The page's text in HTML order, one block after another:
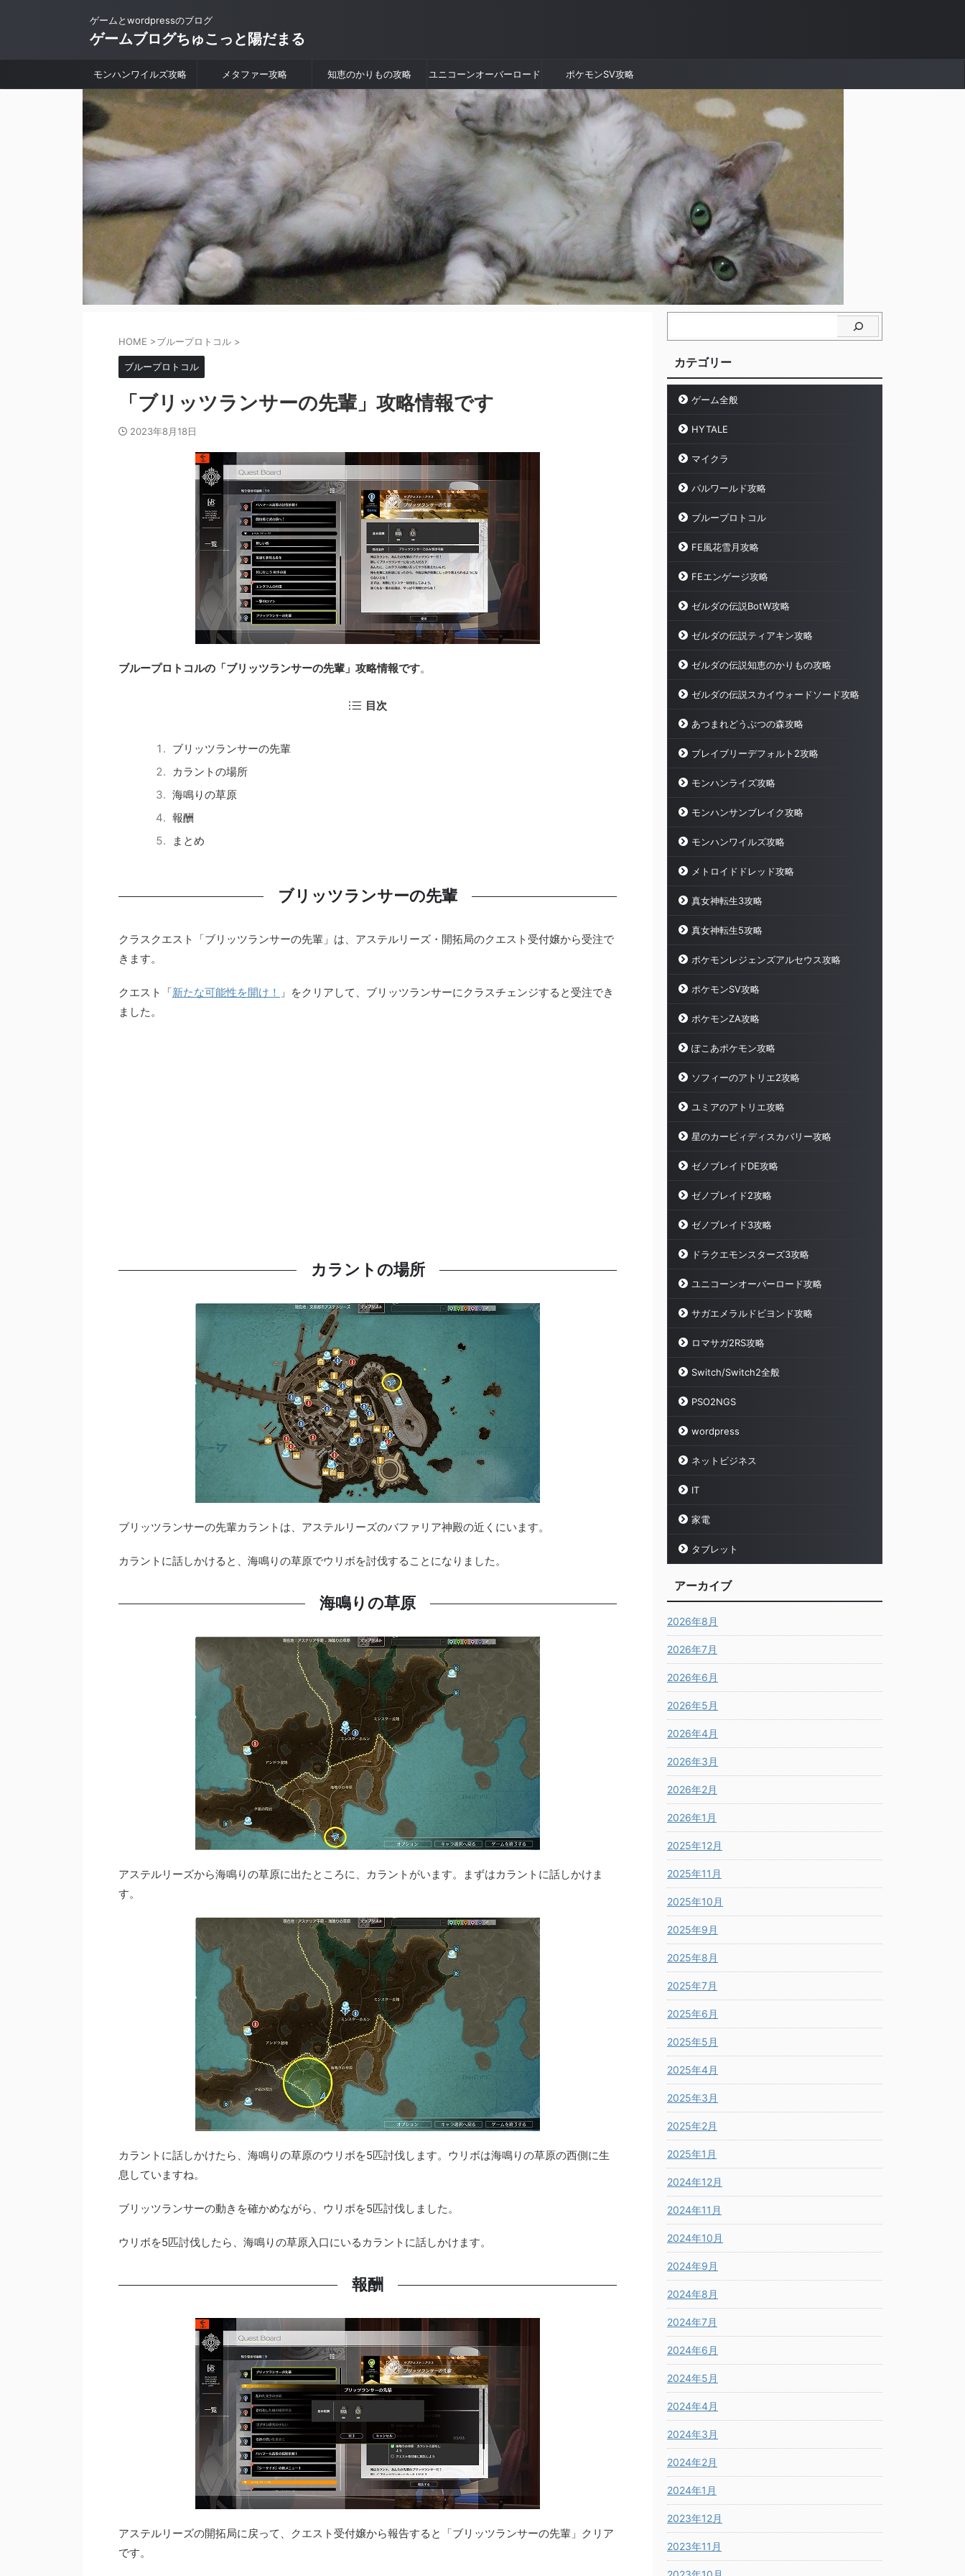
ゲームとwordpressのブログ
ゲームブログちゅこっと陽だまる
モンハンワイルズ攻略 メタファー攻略 知恵のかりもの攻略 ユニコーンオーバーロード ポケモンSV攻略
HOME >ブループロトコル >
ブループロトコル
「ブリッツランサーの先輩」攻略情報です
2023年8月18日
ブループロトコルの「ブリッツランサーの先輩」攻略情報です。
目次
ブリッツランサーの先輩
カラントの場所
海鳴りの草原
報酬
まとめ
ブリッツランサーの先輩
クラスクエスト「ブリッツランサーの先輩」は、アステルリーズ・開拓局のクエスト受付嬢から受注で
きます。
クエスト「新たな可能性を開け！ 」をクリアして、ブリッツランサーにクラスチェンジすると受注でき
ました。
カラントの場所
ブリッツランサーの先輩カラントは、アステルリーズのバファリア神殿の近くにいます。
カラントに話しかけると、海鳴りの草原でウリボを討伐することになりました。
海鳴りの草原
アステルリーズから海鳴りの草原に出たところに、カラントがいます。まずはカラントに話しかけま
す。
カラントに話しかけたら、海鳴りの草原のウリボを5匹討伐します。ウリボは海鳴りの草原の西側に生
息していますね。
ブリッツランサーの動きを確かめながら、ウリボを5匹討伐しました。
ウリボを5匹討伐したら、海鳴りの草原入口にいるカラントに話しかけます。
報酬
アステルリーズの開拓局に戻って、クエスト受付嬢から報告すると「ブリッツランサーの先輩」クリア
です。
カテゴリー
ゲーム全般
HYTALE
マイクラ
パルワールド攻略
ブループロトコル
FE風花雪月攻略
FEエンゲージ攻略
ゼルダの伝説BotW攻略
ゼルダの伝説ティアキン攻略
ゼルダの伝説知恵のかりもの攻略
ゼルダの伝説スカイウォードソード攻略
あつまれどうぶつの森攻略
ブレイブリーデフォルト2攻略
モンハンライズ攻略
モンハンサンブレイク攻略
モンハンワイルズ攻略
メトロイドドレッド攻略
真女神転生3攻略
真女神転生5攻略
ポケモンレジェンズアルセウス攻略
ポケモンSV攻略
ポケモンZA攻略
ぽこあポケモン攻略
ソフィーのアトリエ2攻略
ユミアのアトリエ攻略
星のカービィディスカバリー攻略
ゼノブレイドDE攻略
ゼノブレイド2攻略
ゼノブレイド3攻略
ドラクエモンスターズ3攻略
ユニコーンオーバーロード攻略
サガエメラルドビヨンド攻略
ロマサガ2RS攻略
Switch/Switch2全般
PSO2NGS
wordpress
ネットビジネス
IT
家電
タブレット
アーカイブ
2026年8月
2026年7月
2026年6月
2026年5月
2026年4月
2026年3月
2026年2月
2026年1月
2025年12月
2025年11月
2025年10月
2025年9月
2025年8月
2025年7月
2025年6月
2025年5月
2025年4月
2025年3月
2025年2月
2025年1月
2024年12月
2024年11月
2024年10月
2024年9月
2024年8月
2024年7月
2024年6月
2024年5月
2024年4月
2024年3月
2024年2月
2024年1月
2023年12月
2023年11月